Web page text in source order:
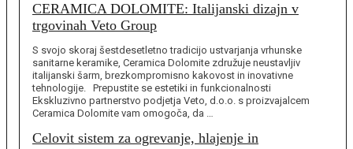
CERAMICA DOLOMITE: Italijanski dizajn v
trgovinah Veto Group
S svojo skoraj šestdesetletno tradicijo ustvarjanja vrhunske
sanitarne keramike, Ceramica Dolomite združuje neustavljiv
italijanski šarm, brezkompromisno kakovost in inovativne
tehnologije. Prepustite se estetiki in funkcionalnosti
Ekskluzivno partnerstvo podjetja Veto, d.o.o. s proizvajalcem
Ceramica Dolomite vam omogoča, da …
Celovit sistem za ogrevanje, hlajenje in